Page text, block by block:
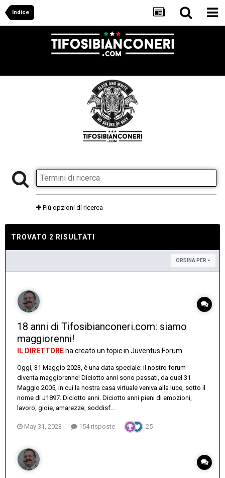
Indice
Più opzioni di ricerca
TROVATO 2 RISULTATI
ORDINA PER
18 anni di Tifosibianconeri.com: siamo
maggiorenni!
IL DIRETTORE ha creato un topic in Juventus Forum
Oggi, 31 Maggio 2023, è una data speciale: il nostro forum
diventa maggiorenne! Diciotto anni sono passati, da quel 31
Maggio 2005, in cui la nostra casa virtuale veniva alla luce, sotto il
nome di J1897. Diciotto anni. Diciotto anni pieni di emozioni,
lavoro, gioie, amarezze, soddisf...
May 31, 2023 154 risposte 25